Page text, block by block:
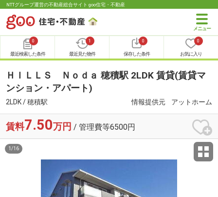
NTTグループ運営の不動産総合サイト goo住宅・不動産
0
最近検索した条件
1
最近見た物件
0
保存した条件
0
お気に入り
ＨＩＬＬＳ Ｎｏｄａ 穂積駅 2LDK 賃貸(賃貸マ
ンション・アパート)
2LDK / 穂積駅 情報提供元 アットホーム
賃料7.50万円 / 管理費等6500円
1 /16